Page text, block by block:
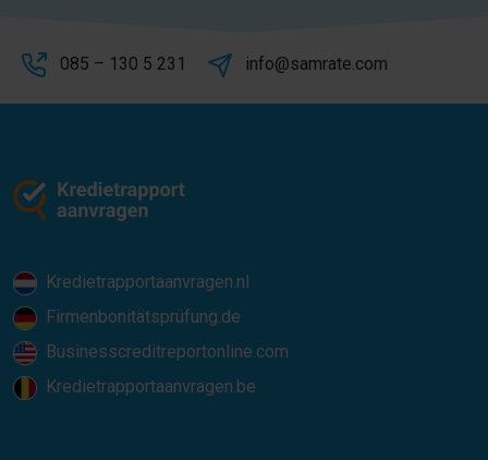
085 – 130 5 231 info@samrate.com
Kredietrapportaanvragen.nl
Firmenbonitätsprüfung.de
Businesscreditreportonline.com
Kredietrapportaanvragen.be